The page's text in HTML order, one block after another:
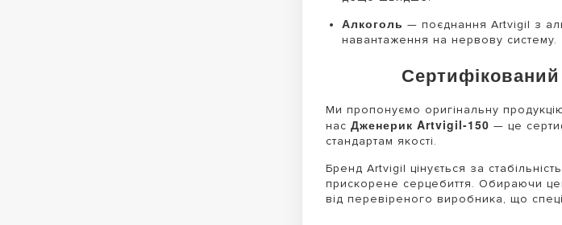
Алкоголь — поєднання Artvigil з
навантаження на нервову систему.
Ми пропонуємо оригінальну
нас Дженерик Artvigil-150 — це
стандартам якості.
Бренд Artvigil цінується за
прискорене серцебиття. Обираючи
від перевіреного виробника, що